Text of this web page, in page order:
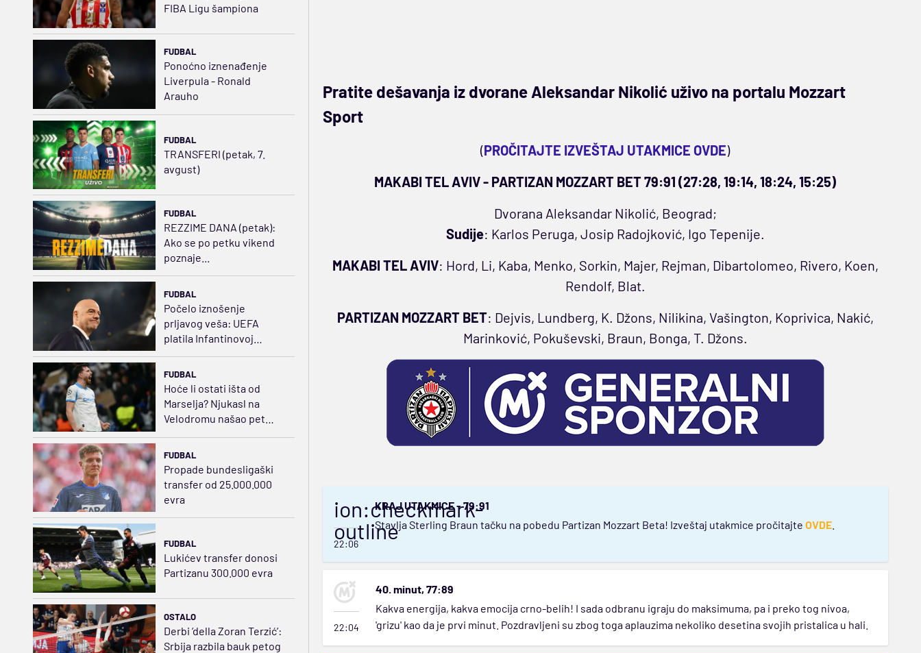
FIBA Ligu šampiona
FUDBAL
Ponoćno iznenađenje
Liverpula - Ronald
Arauho
FUDBAL
TRANSFERI (petak, 7.
avgust)
FUDBAL
REZZIME DANA (petak):
Ako se po petku vikend
poznaje...
FUDBAL
Počelo iznošenje
prljavog veša: UEFA
platila Infantinovoj
FUDBAL
Hoće li ostati išta od
Marselja? Njukasl na
Velodromu našao pet
FUDBAL
Propade bundesligaški
transfer od 25.000.000
evra
FUDBAL
Lukićev transfer donosi
Partizanu 300.000 evra
OSTALO
Derbi ’della Zoran Terzić’:
Srbija razbila bauk petog
Pratite dešavanja iz dvorane Aleksandar Nikolić uživo na portalu Mozzart
Sport
(PROČITAJTE IZVEŠTAJ UTAKMICE OVDE)
MAKABI TEL AVIV - PARTIZAN MOZZART BET 79:91 (27:28, 19:14, 18:24, 15:25)
Dvorana Aleksandar Nikolić, Beograd;
Sudije: Karlos Peruga, Josip Radojković, Igo Tepenije.
MAKABI TEL AVIV: Hord, Li, Kaba, Menko, Sorkin, Majer, Rejman, Dibartolomeo, Rivero, Koen,
Rendolf, Blat.
PARTIZAN MOZZART BET: Dejvis, Lundberg, K. Džons, Nilikina, Vašington, Koprivica, Nakić,
Marinković, Pokuševski, Braun, Bonga, T. Džons.
ion:checkmark-
outline
22:06
KRAJ UTAKMICE - 79:91
Stavlja Sterling Braun tačku na pobedu Partizan Mozzart Beta! Izveštaj utakmice pročitajte OVDE.
22:04
40. minut, 77:89
Kakva energija, kakva emocija crno-belih! I sada odbranu igraju do maksimuma, pa i preko tog nivoa,
'grizu' kao da je prvi minut. Pozdravljeni su zbog toga aplauzima nekoliko desetina svojih pristalica u hali.